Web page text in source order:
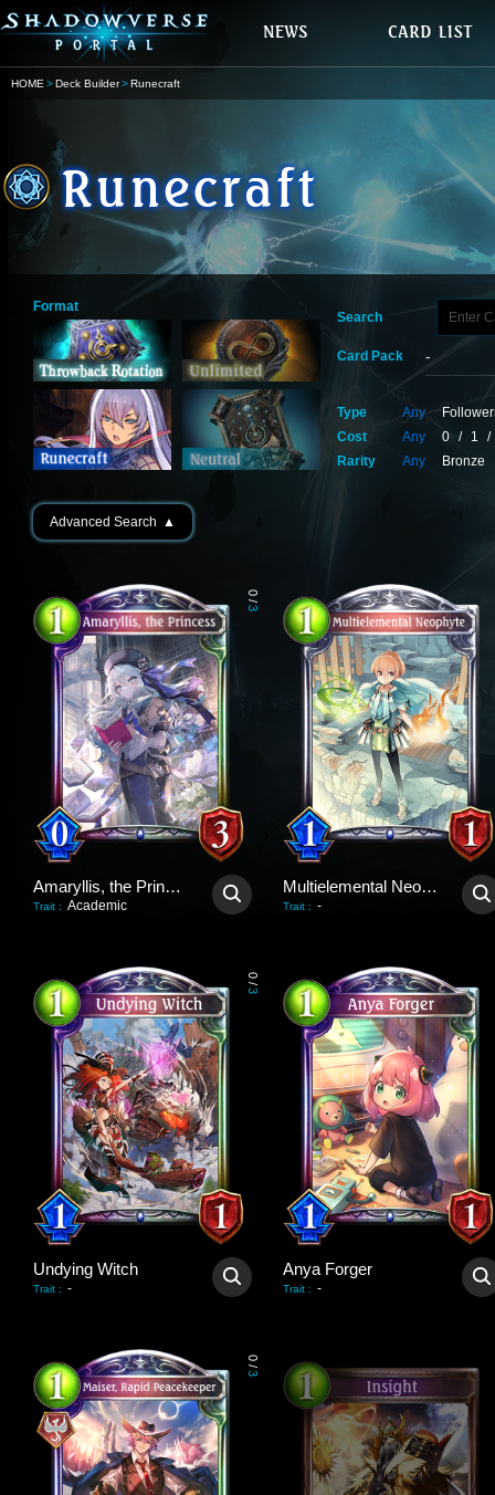
HOME Deck Builder Runecraft
Format
Search
Card Pack
Type Any
Cost
Any 0 / 1
/
Rarity
Any Bronze
Advanced Search ▲
0
/
3
Amaryllis, the Princess
Trait : Academic
Multielemental Neophyte
Trait : -
0
/
3
Undying Witch
Trait : -
Anya Forger
Trait : -
0
/
3